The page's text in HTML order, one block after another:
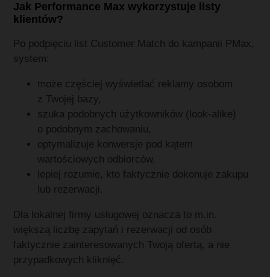
Jak Performance Max wykorzystuje listy
klientów?
Po podpięciu list Customer Match do kampanii PMax,
system:
może częściej wyświetlać reklamy osobom
z Twojej bazy,
szuka podobnych użytkowników (look‑alike)
o podobnym zachowaniu,
optymalizuje konwersje pod kątem
wartościowych odbiorców,
lepiej rozumie, kto faktycznie dokonuje zakupu
lub rezerwacji.
Dla lokalnej firmy usługowej oznacza to m.in.
większą liczbę zapytań i rezerwacji od osób
faktycznie zainteresowanych Twoją ofertą, a nie
przypadkowych kliknięć.